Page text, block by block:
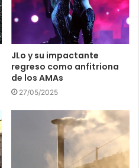
JLo y su impactante
regreso como anfitriona
de los AMAs
27/05/2025